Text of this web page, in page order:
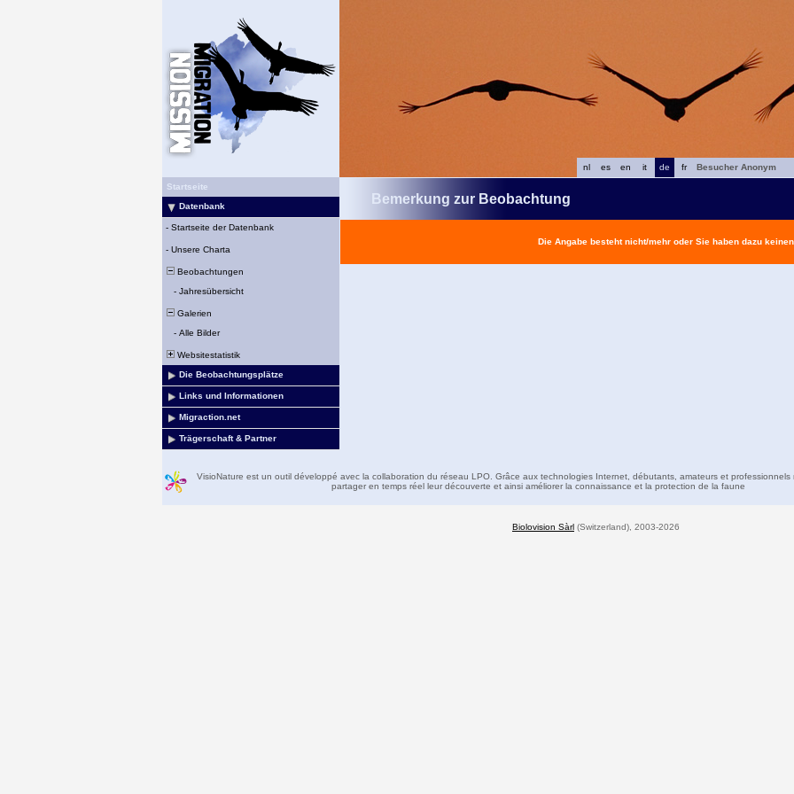
fr
de
it
en
es
nl
Besucher Anonym
Startseite
Datenbank
- Startseite der Datenbank
- Unsere Charta
Beobachtungen
- Jahresübersicht
Galerien
- Alle Bilder
Websitestatistik
Die Beobachtungsplätze
Links und Informationen
Migraction.net
Trägerschaft & Partner
Bemerkung zur Beobachtung
Die Angabe besteht nicht/mehr oder Sie haben dazu keinen
VisioNature est un outil développé avec la collaboration du réseau LPO. Grâce aux technologies Internet, débutants, amateurs et professionnels
partager en temps réel leur découverte et ainsi améliorer la connaissance et la protection de la faune
Biolovision Sàrl (Switzerland), 2003-2026